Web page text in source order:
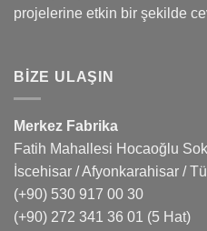
projelerine etkin bir şekilde
BIZE ULAŞIN
Merkez Fabrika
Fatih Mahallesi Hocaoğlu
İscehisar / Afyonkarahisar /
(+90) 530 917 00 30
(+90) 272 341 36 01 (5 Hat)